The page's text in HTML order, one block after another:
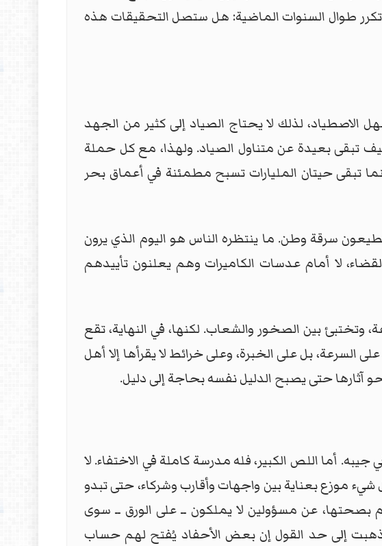
تكرر طوال السنوات الماضية: هل ستصل التحقيقات هذه
لذلك لا يحتاج الصياد إلى كثير من الجهد
تبقى بعيدة عن متناول الصياد. ولهذا، مع كل حملة
تبقى حيتان المليارات تسبح مطمئنة في أعماق بحر
سرقة وطن. ما ينتظره الناس هو اليوم الذي يرون
لا أمام عدسات الكاميرات وهم يعلنون تأييدهم
وتختبئ بين الصخور والشعاب. لكنها، في النهاية، تقع
السرعة، بل على الخبرة، وعلى خرائط لا يقرأها إلا أهل
آثارها حتى يصبح الدليل نفسه بحاجة إلى دليل.
أما اللص الكبير، فله مدرسة كاملة في الاختفاء. لا
موزع بعناية بين واجهات وأقارب وشركاء، حتى تبدو
بصحتها، عن مسؤولين لا يملكون ــ على الورق ــ سوى
ذهبت إلى حد القول إن بعض الأحفاد يُفتح لهم حساب